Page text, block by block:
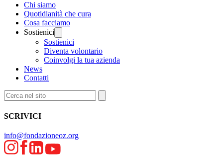
Chi siamo
Quotidianità che cura
Cosa facciamo
Sostienici
Sostienici
Diventa volontario
Coinvolgi la tua azienda
News
Contatti
SCRIVICI
info@fondazioneoz.org